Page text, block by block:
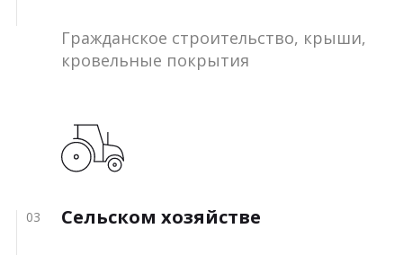
Гражданское строительство, крыши,
кровельные покрытия
03 Сельском хозяйстве